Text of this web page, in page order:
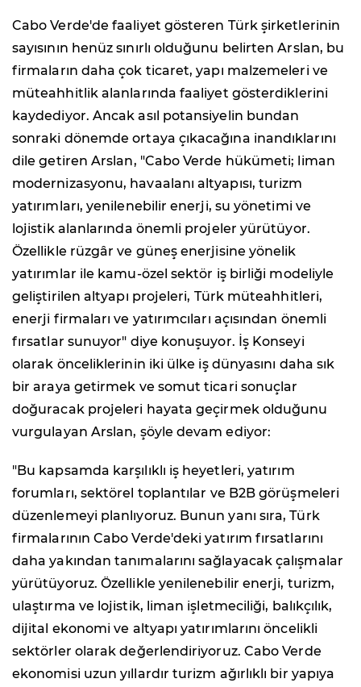
Cabo Verde'de faaliyet gösteren Türk şirketlerinin
sayısının henüz sınırlı olduğunu belirten Arslan, bu
firmaların daha çok ticaret, yapı malzemeleri ve
müteahhitlik alanlarında faaliyet gösterdiklerini
kaydediyor. Ancak asıl potansiyelin bundan
sonraki dönemde ortaya çıkacağına inandıklarını
dile getiren Arslan, "Cabo Verde hükümeti; liman
modernizasyonu, havaalanı altyapısı, turizm
yatırımları, yenilenebilir enerji, su yönetimi ve
lojistik alanlarında önemli projeler yürütüyor.
Özellikle rüzgâr ve güneş enerjisine yönelik
yatırımlar ile kamu-özel sektör iş birliği modeliyle
geliştirilen altyapı projeleri, Türk müteahhitleri,
enerji firmaları ve yatırımcıları açısından önemli
fırsatlar sunuyor" diye konuşuyor. İş Konseyi
olarak önceliklerinin iki ülke iş dünyasını daha sık
bir araya getirmek ve somut ticari sonuçlar
doğuracak projeleri hayata geçirmek olduğunu
vurgulayan Arslan, şöyle devam ediyor:
"Bu kapsamda karşılıklı iş heyetleri, yatırım
forumları, sektörel toplantılar ve B2B görüşmeleri
düzenlemeyi planlıyoruz. Bunun yanı sıra, Türk
firmalarının Cabo Verde'deki yatırım fırsatlarını
daha yakından tanımalarını sağlayacak çalışmalar
yürütüyoruz. Özellikle yenilenebilir enerji, turizm,
ulaştırma ve lojistik, liman işletmeciliği, balıkçılık,
dijital ekonomi ve altyapı yatırımlarını öncelikli
sektörler olarak değerlendiriyoruz. Cabo Verde
ekonomisi uzun yıllardır turizm ağırlıklı bir yapıya